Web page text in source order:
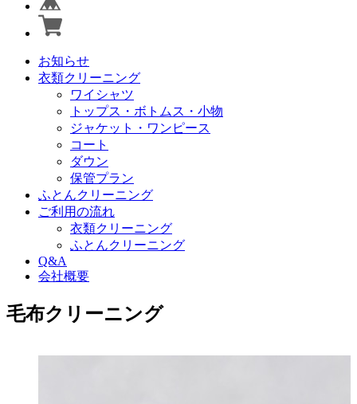
お知らせ
衣類クリーニング
ワイシャツ
トップス・ボトムス・小物
ジャケット・ワンピース
コート
ダウン
保管プラン
ふとんクリーニング
ご利用の流れ
衣類クリーニング
ふとんクリーニング
Q&A
会社概要
毛布クリーニング